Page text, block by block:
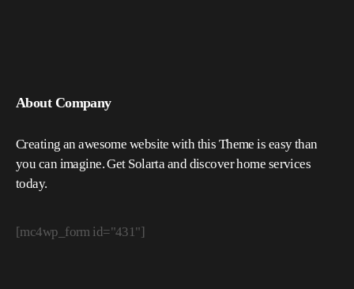
About Company
Creating an awesome website with this Theme is easy than
you can imagine. Get Solarta and discover home services
today.
[mc4wp_form id="431"]